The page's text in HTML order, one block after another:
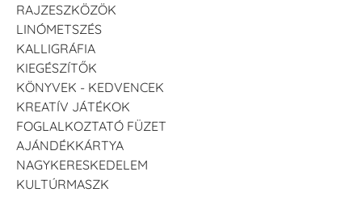
RAJZESZKÖZÖK
LINÓMETSZÉS
KALLIGRÁFIA
KIEGÉSZÍTŐK
KÖNYVEK - KEDVENCEK
KREATÍV JÁTÉKOK
FOGLALKOZTATÓ FÜZET
AJÁNDÉKKÁRTYA
NAGYKERESKEDELEM
KULTÚRMASZK